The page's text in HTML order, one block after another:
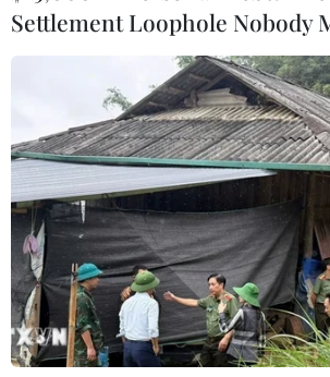
Ấn Độ và Bangladesh tăng
quản lý biên giới
22/02/2017 07:21
Ấn Độ và Bangladesh đã nhất trí
triển khai “kế hoạch phối hợp quản lý
phó với mối đe dọa từ các loại tội
gia.
Settlement Loophole Nobody